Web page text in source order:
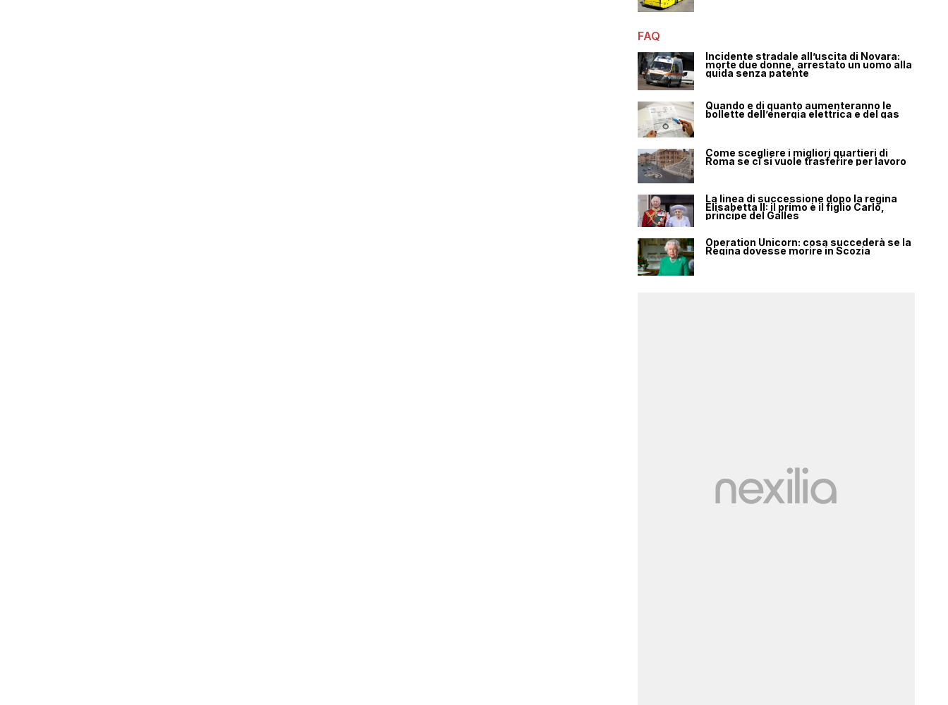
FAQ
Incidente stradale all’uscita di Novara:
morte due donne, arrestato un uomo alla
guida senza patente
Quando e di quanto aumenteranno le
bollette dell’energia elettrica e del gas
Come scegliere i migliori quartieri di
Roma se ci si vuole trasferire per lavoro
La linea di successione dopo la regina
Elisabetta II: il primo è il figlio Carlo,
principe del Galles
Operation Unicorn: cosa succederà se la
Regina dovesse morire in Scozia